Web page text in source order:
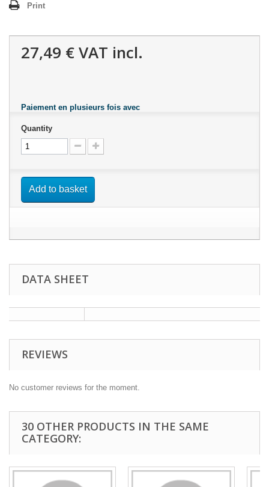
Print
27,49 €VAT incl.
Paiement en plusieurs fois avec
Quantity
Add to basket
DATA SHEET
REVIEWS
No customer reviews for the moment.
30 OTHER PRODUCTS IN THE SAME
CATEGORY: